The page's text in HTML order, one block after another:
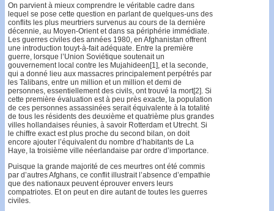
On parvient à mieux comprendre le véritable cadre dans
lequel se pose cette question en parlant de quelques-uns des
conflits les plus meurtriers survenus au cours de la dernière
décennie, au Moyen-Orient et dans sa périphérie immédiate.
Les guerres civiles des années 1980, en Afghanistan offrent
une introduction touyt-à-fait adéquate. Entre la première
guerre, lorsque l’Union Soviétique soutenait un
gouvernement local contre les Mujahideen[1], et la seconde,
qui a donné lieu aux massacres principalement perpétrés par
les Talibans, entre un million et un million et demi de
personnes, essentiellement des civils, ont trouvé la mort[2]. Si
cette première évaluation est à peu près exacte, la population
de ces personnes assassinées serait équivalente à la totalité
de tous les résidents des deuxième et quatrième plus grandes
villes hollandaises réunies, à savoir Rotterdam et Utrecht. Si
le chiffre exact est plus proche du second bilan, on doit
encore ajouter l’équivalent du nombre d’habitants de La
Haye, la troisième ville néerlandaise par ordre d’importance.
Puisque la grande majorité de ces meurtres ont été commis
par d’autres Afghans, ce conflit illustrait l’absence d’empathie
que des nationaux peuvent éprouver envers leurs
compatriotes. Et on peut en dire autant de toutes les guerres
civiles.